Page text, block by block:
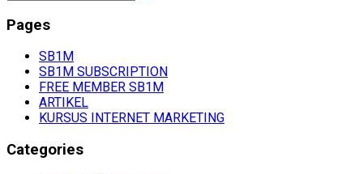
Pages
SB1M
SB1M SUBSCRIPTION
FREE MEMBER SB1M
ARTIKEL
KURSUS INTERNET MARKETING
Categories